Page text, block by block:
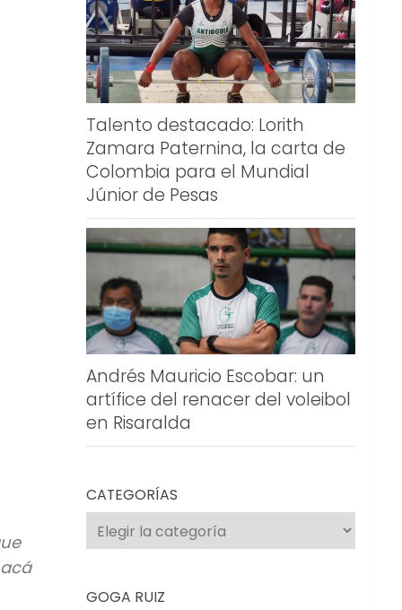
Talento destacado: Lorith
Zamara Paternina, la carta de
Colombia para el Mundial
Júnior de Pesas
Andrés Mauricio Escobar: un
artífice del renacer del voleibol
en Risaralda
CATEGORÍAS
Categorías
GOGA RUIZ